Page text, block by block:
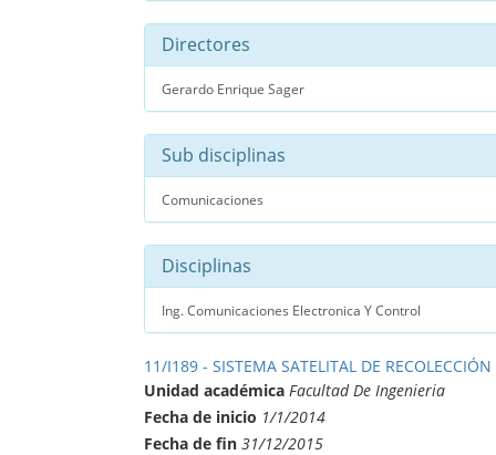
Directores
Gerardo Enrique Sager
Sub disciplinas
Comunicaciones
Disciplinas
Ing. Comunicaciones Electronica Y Control
11/I189 - SISTEMA SATELITAL DE
Unidad académica Facultad De Ingenieria
Fecha de inicio 1/1/2014
Fecha de fin 31/12/2015